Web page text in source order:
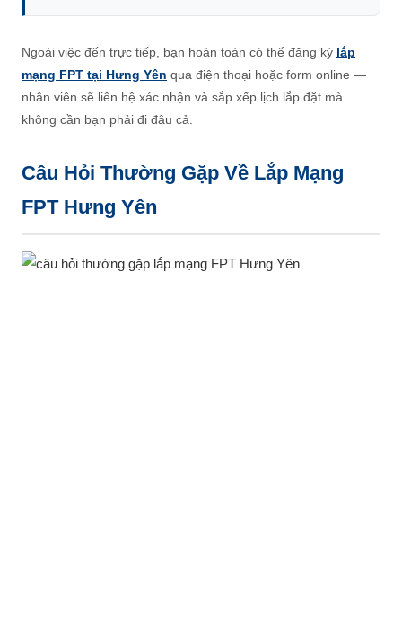
Ngoài việc đến trực tiếp, bạn hoàn toàn có thể đăng ký lắp
mạng FPT tại Hưng Yên qua điện thoại hoặc form online —
nhân viên sẽ liên hệ xác nhận và sắp xếp lịch lắp đặt mà
không cần bạn phải đi đâu cả.
Câu Hỏi Thường Gặp Về Lắp Mạng
FPT Hưng Yên